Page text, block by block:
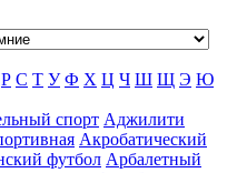
Р С Т У Ф Х Ц Ч Ш Щ Э Ю
спорт Аджилити
Акробатический
футбол Арбалетный